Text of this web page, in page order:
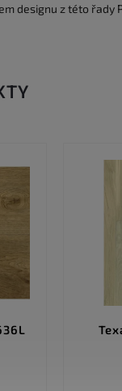
designu z této řady